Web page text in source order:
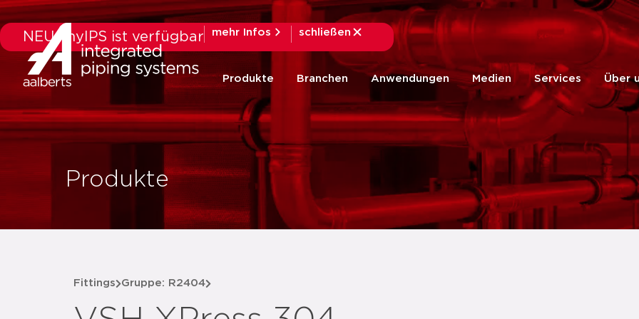
NEU: myIPS ist verfügbar mehr Infos
schließen
schließen
Produkte Branchen Anwendungen Medien Services Über
Produkte
Fittings Gruppe: R2404